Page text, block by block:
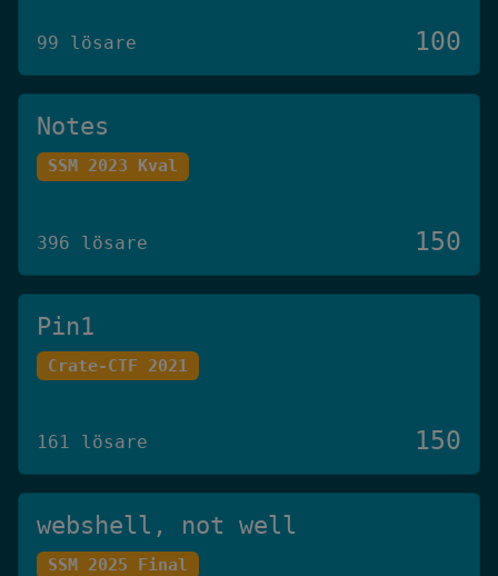
99 lösare 100
Notes
SSM 2023 Kval
396 lösare 150
Pin1
Crate-CTF 2021
161 lösare 150
webshell, not well
SSM 2025 Final